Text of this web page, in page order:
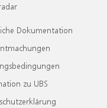
Dokumentation
zu UBS